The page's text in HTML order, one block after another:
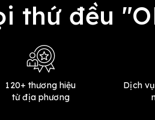
thứ đều
120+ thương hiệu
từ địa phương
Dịch